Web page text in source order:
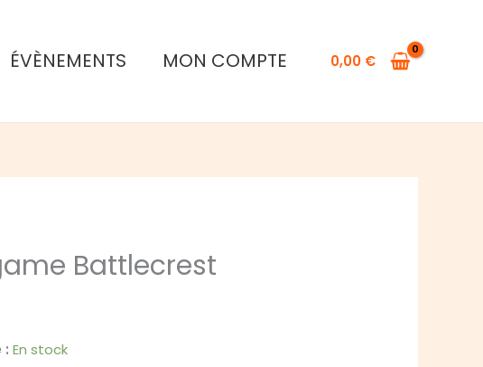
ÉVÈNEMENTS MON COMPTE 0,00 €
Battlecrest
: En stock